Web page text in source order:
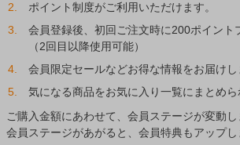
ポイント制度がご利用いただけます。
会員登録後、初回ご注文時に200ポイント
（2回目以降使用可能）
会員限定セールなどお得な情報をお届けし
気になる商品をお気に入り一覧にまとめら
ご購入金額にあわせて、会員ステージが変動し
会員ステージがあがると、会員特典もアップし